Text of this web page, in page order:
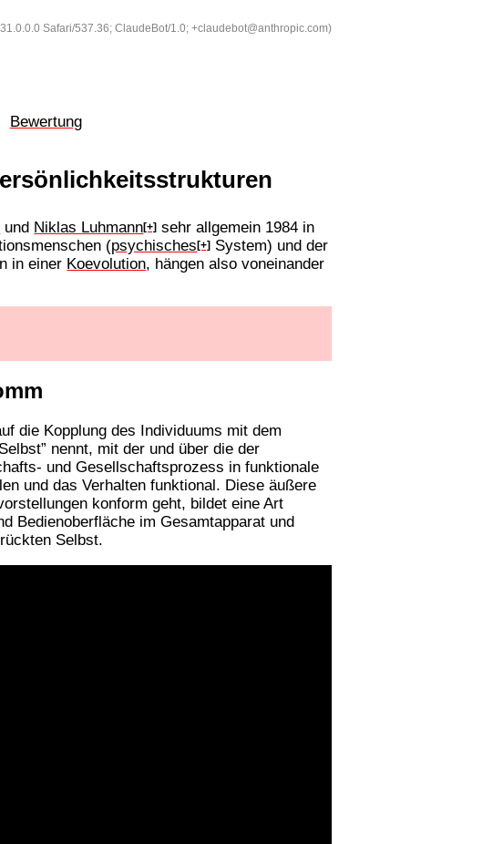
Safari/537.36; ClaudeBot/1.0; +claudebot@anthropic.com)
Bewertung
und Niklas Luhmann[+] sehr allgemein 1984 in
(psychisches[+] System) und der
in einer Koevolution, hängen also voneinander
die Kopplung des Individuums mit dem
nennt, mit der und über die der
und Gesellschaftsprozess in funktionale
und das Verhalten funktional. Diese äußere
konform geht, bildet eine Art
Bedienoberfläche im Gesamtapparat und
Selbst.